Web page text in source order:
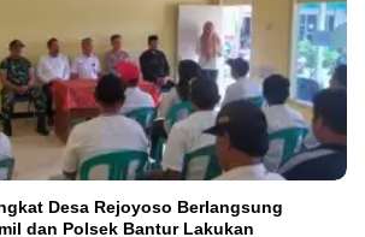
Desa Rejoyoso Berlangsung
dan Polsek Bantur Lakukan